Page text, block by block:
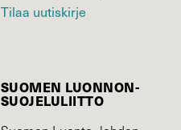
Tilaa uutiskirje
SUOMEN LUONNON­
SUOJELU­LIITTO